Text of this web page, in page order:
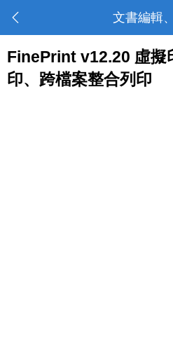
文書編輯
FinePrint v12.20 虛擬
印、跨檔案整合列印